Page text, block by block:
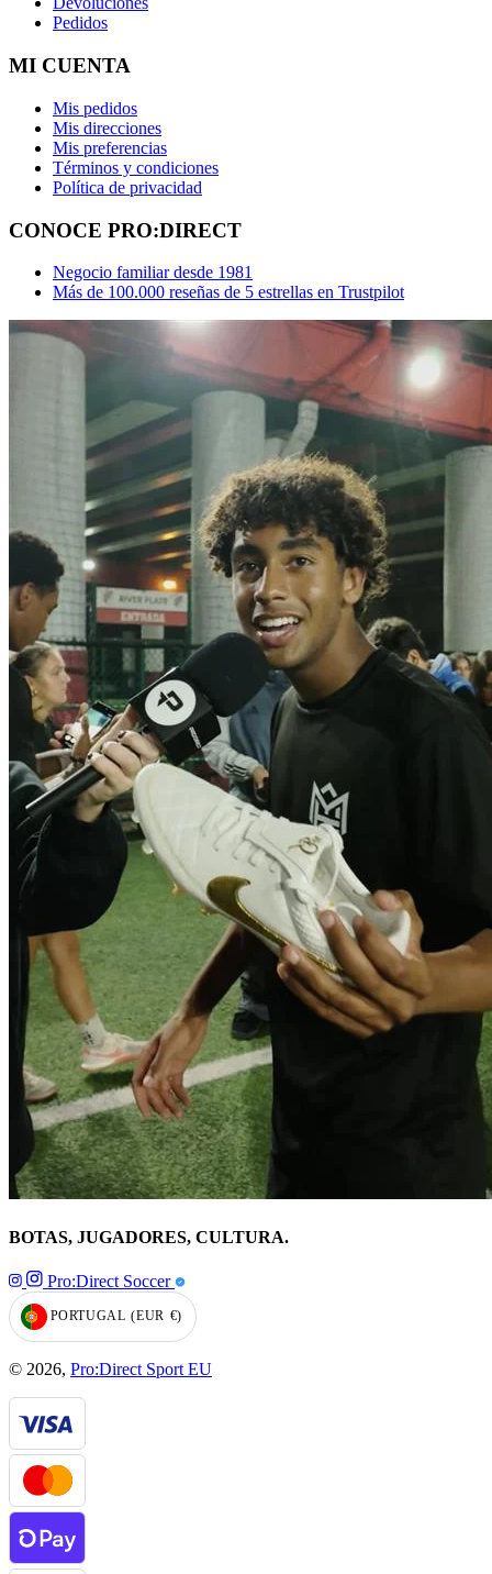
Pedidos
MI CUENTA
Mis pedidos
Mis direcciones
Mis preferencias
Términos y condiciones
Política de privacidad
CONOCE PRO:DIRECT
Negocio familiar desde 1981
Más de 100.000 reseñas de 5 estrellas en Trustpilot
BOTAS, JUGADORES, CULTURA.
Pro:Direct Soccer
GEOLOCATION BUTTON: PORTUGAL, EUR, €
PORTUGAL (EUR €)
© 2026, Pro:Direct Sport EU